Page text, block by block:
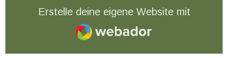
Erstelle deine eigene Website mit
Webador